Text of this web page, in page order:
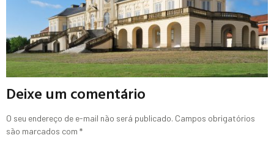
Deixe um comentário
O seu endereço de e-mail não será publicado. Campos obrigatórios
são marcados com *